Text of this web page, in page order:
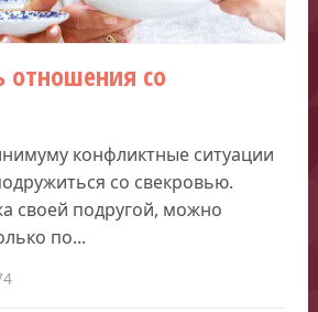
отношения со
конфликтные ситуации
со свекровью.
своей подругой, можно
по...